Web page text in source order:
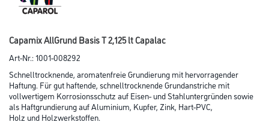
Capamix AllGrund Basis T 2,125 lt Capalac
Art-Nr.:1001-008292
Schnelltrocknende, aromatenfreie Grundierung mit hervorragender
Haftung. Für gut haftende, schnelltrocknende Grundanstriche mit
vollwertigem Korrosionsschutz auf Eisen- und Stahluntergründen sowie
als Haftgrundierung auf Aluminium, Kupfer, Zink, Hart-PVC,
Holz und Holzwerkstoffen.